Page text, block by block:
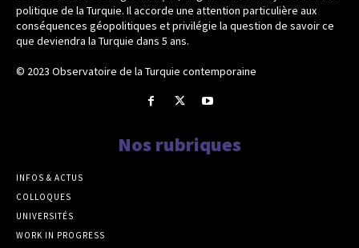
politique de la Turquie. Il accorde une attention particulière aux
conséquences géopolitiques et privilégie la question de savoir ce
que deviendra la Turquie dans 5 ans.
© 2023 Observatoire de la Turquie contemporaine
Nos rubriques
INFOS & ACTUS
COLLOQUES
UNIVERSITÉS
WORK IN PROGRESS